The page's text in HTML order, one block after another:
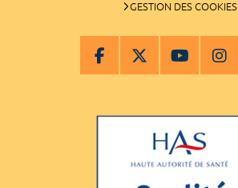
GESTION DES COOKIES